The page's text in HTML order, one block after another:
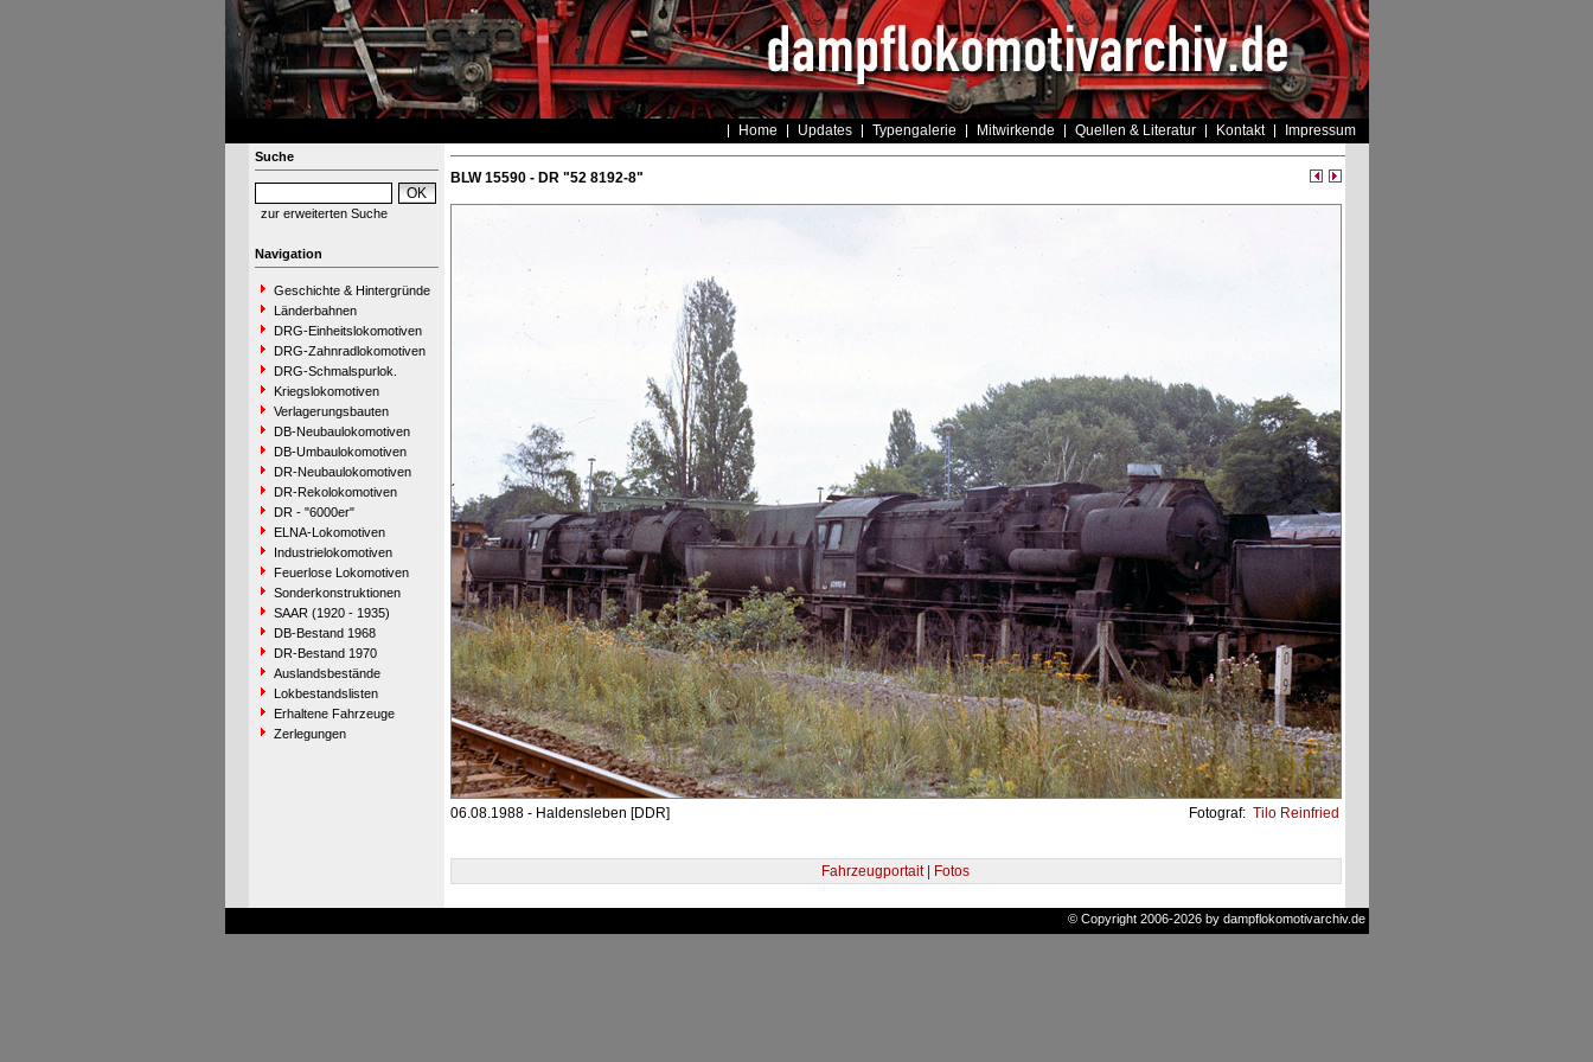
Home Updates Typengalerie Mitwirkende Quellen & Literatur Kontakt Impressum
Suche
zur erweiterten Suche
Navigation
Geschichte & Hintergründe
Länderbahnen
DRG-Einheitslokomotiven
DRG-Zahnradlokomotiven
DRG-Schmalspurlok.
Kriegslokomotiven
Verlagerungsbauten
DB-Neubaulokomotiven
DB-Umbaulokomotiven
DR-Neubaulokomotiven
DR-Rekolokomotiven
DR - "6000er"
ELNA-Lokomotiven
Industrielokomotiven
Feuerlose Lokomotiven
Sonderkonstruktionen
SAAR (1920 - 1935)
DB-Bestand 1968
DR-Bestand 1970
Auslandsbestände
Lokbestandslisten
Erhaltene Fahrzeuge
Zerlegungen
BLW 15590 - DR "52 8192-8"
06.08.1988 - Haldensleben [DDR] Fotograf: Tilo Reinfried
Fahrzeugportait | Fotos
© Copyright 2006-2026 by dampflokomotivarchiv.de